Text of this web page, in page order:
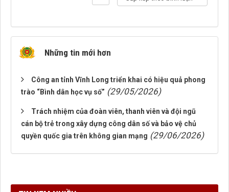
Những tin mới hơn
Công an tỉnh Vĩnh Long triển khai có hiệu quả phong
trào “Bình dân học vụ số” (29/05/2026)
Trách nhiệm của đoàn viên, thanh viên và đội ngũ
cán bộ trẻ trong xây dựng công dân số và bảo vệ chủ
quyền quốc gia trên không gian mạng (29/06/2026)